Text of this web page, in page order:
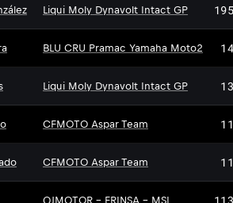
Liqui Moly Dynavolt Intact GP
BLU CRU Pramac Yamaha Moto2
Liqui Moly Dynavolt Intact GP
CFMOTO Aspar Team
CFMOTO Aspar Team
QJMOTOR - FRINSA - MSI